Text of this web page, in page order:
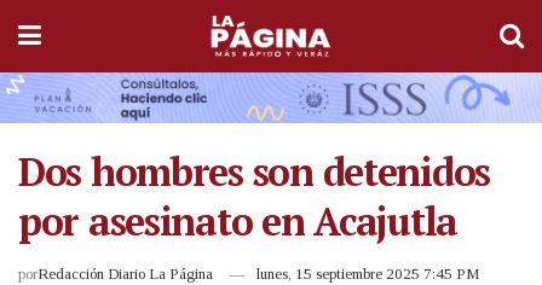
Dos hombres son detenidos
por asesinato en Acajutla
porRedacción Diario La Página lunes, 15 septiembre 2025 7:45 PM